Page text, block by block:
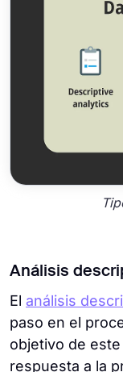
Análisis
El análisis
paso en el
objetivo de
respuesta a la